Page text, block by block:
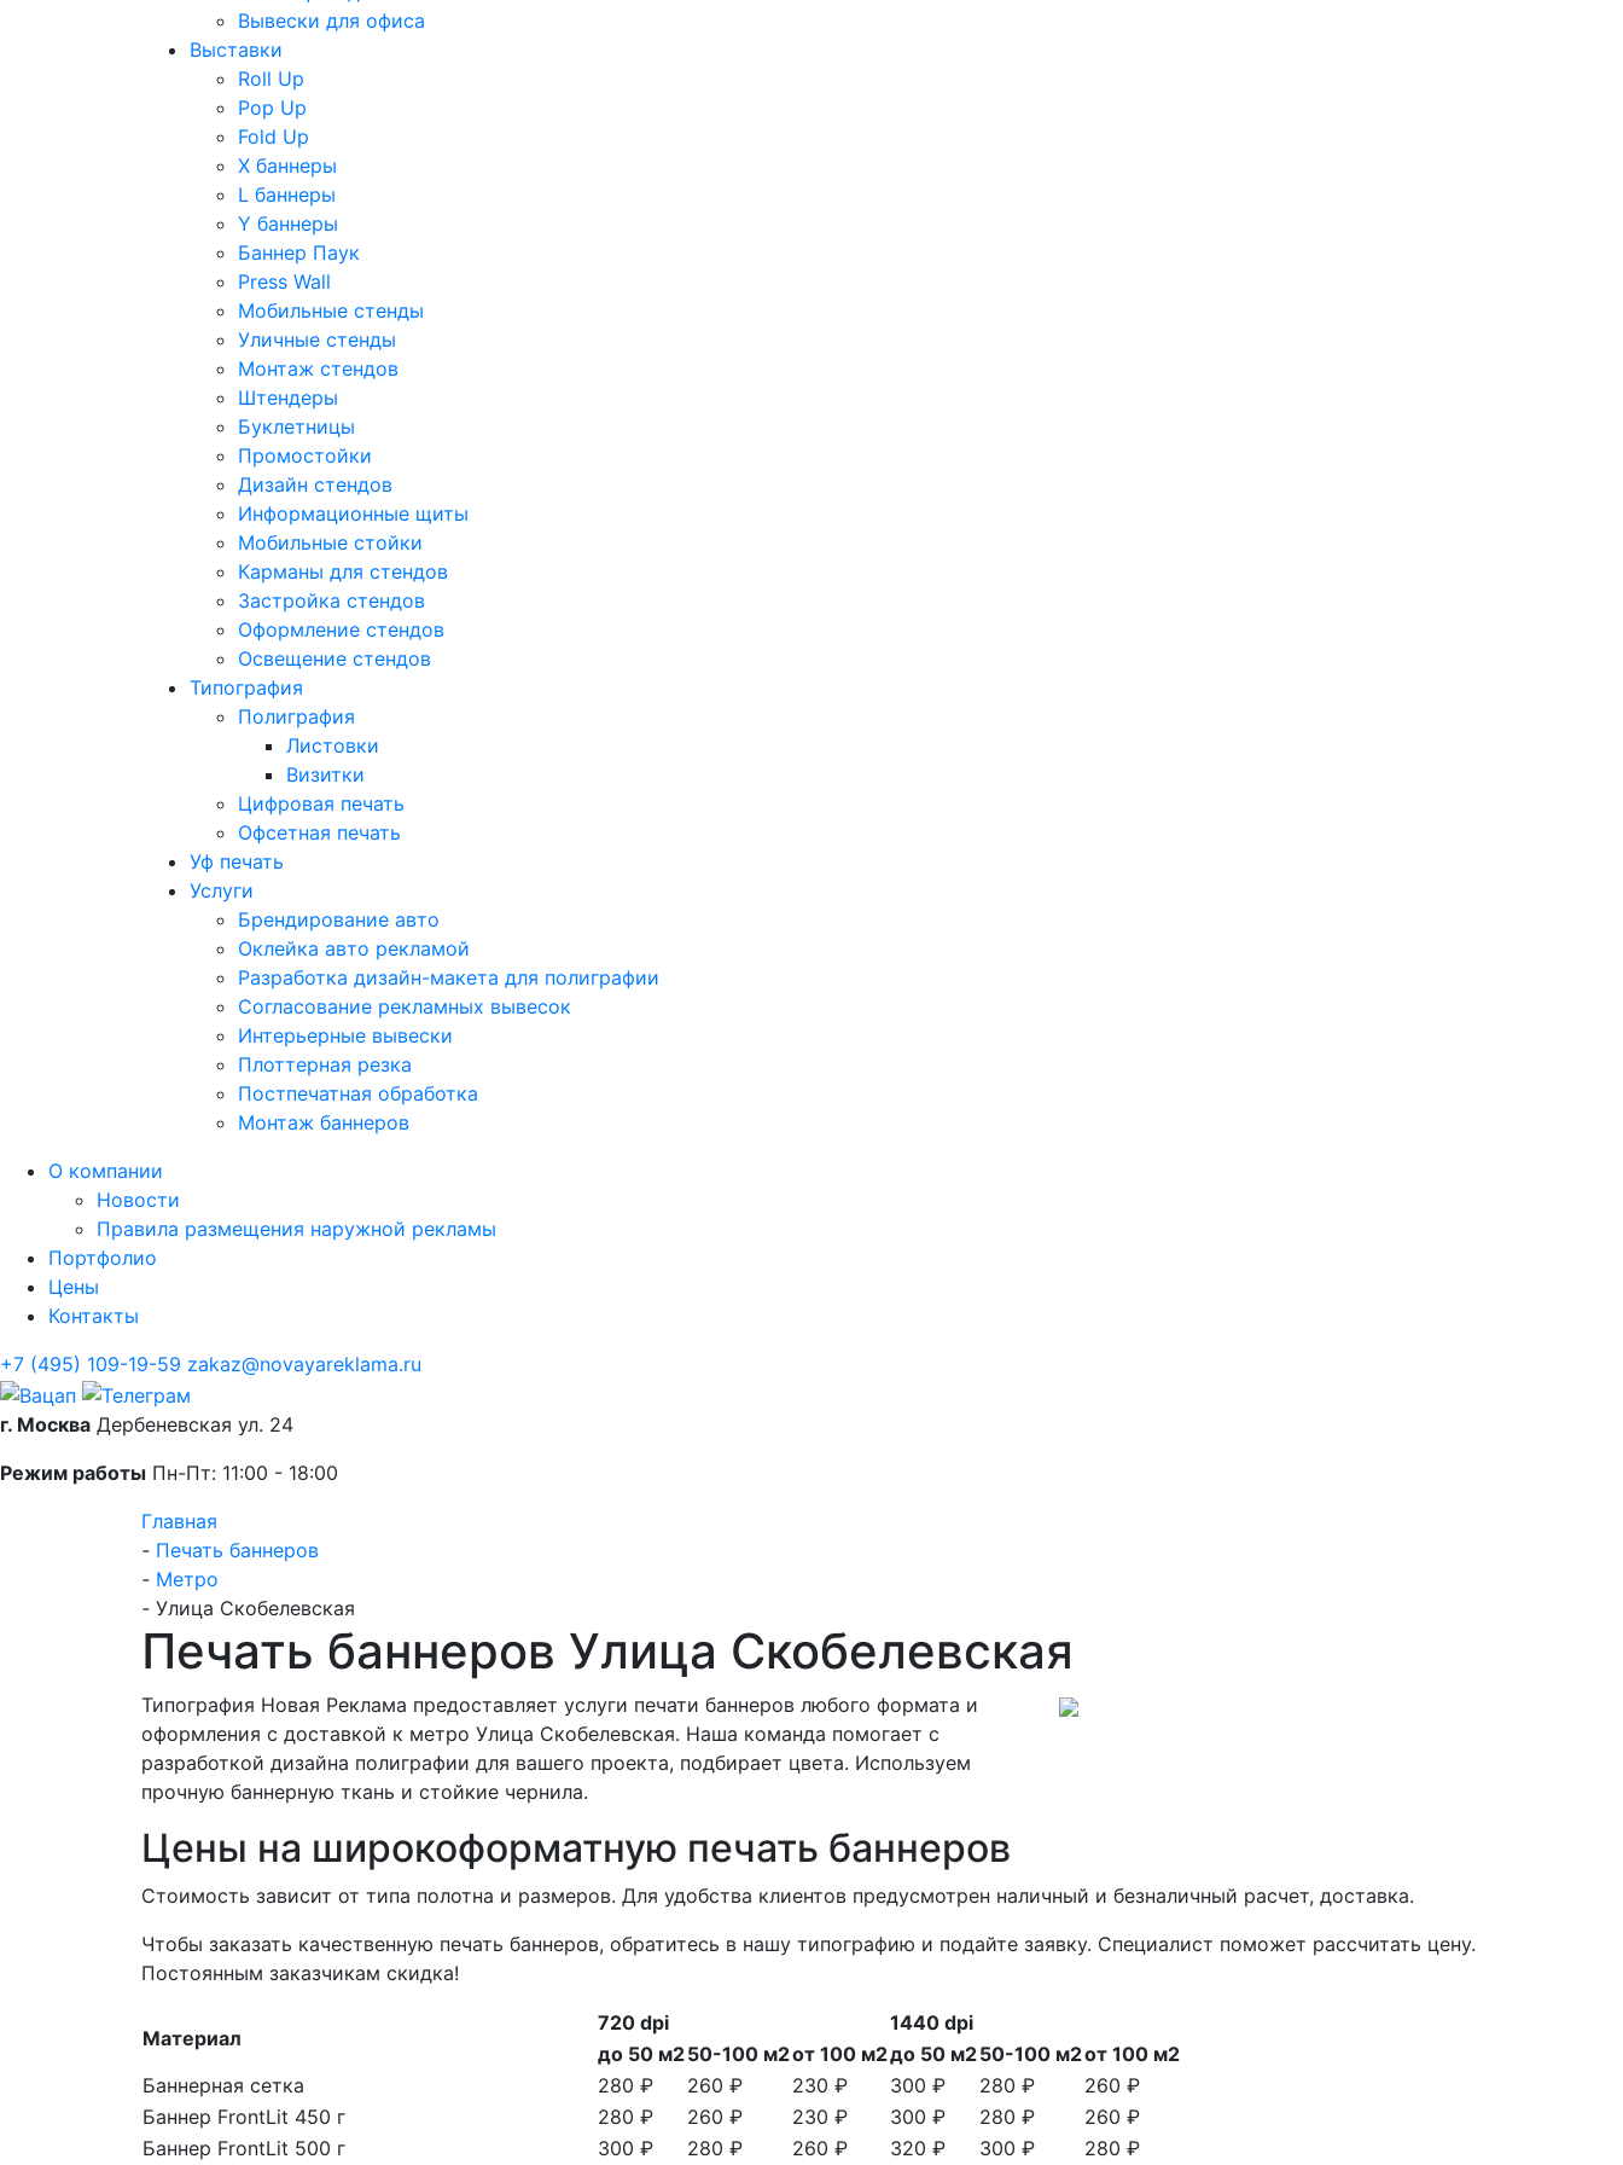
Вывески для офиса
Выставки
Roll Up
Pop Up
Fold Up
Х баннеры
L баннеры
Y баннеры
Баннер Паук
Press Wall
Мобильные стенды
Уличные стенды
Монтаж стендов
Штендеры
Буклетницы
Промостойки
Дизайн стендов
Информационные щиты
Мобильные стойки
Карманы для стендов
Застройка стендов
Оформление стендов
Освещение стендов
Типография
Полиграфия
Листовки
Визитки
Цифровая печать
Офсетная печать
Уф печать
Услуги
Брендирование авто
Оклейка авто рекламой
Разработка дизайн-макета для полиграфии
Согласование рекламных вывесок
Интерьерные вывески
Плоттерная резка
Постпечатная обработка
Монтаж баннеров
О компании
Новости
Правила размещения наружной рекламы
Портфолио
Цены
Контакты
+7 (495) 109-19-59 zakaz@novayareklama.ru
г. Москва Дербеневская ул. 24
Режим работы Пн-Пт: 11:00 - 18:00
Главная
- Печать баннеров
- Метро
- Улица Скобелевская
Печать баннеров Улица Скобелевская
Типография Новая Реклама предоставляет услуги печати баннеров любого формата и
оформления с доставкой к метро Улица Скобелевская. Наша команда помогает с
разработкой дизайна полиграфии для вашего проекта, подбирает цвета. Используем
прочную баннерную ткань и стойкие чернила.
Цены на широкоформатную печать баннеров
Стоимость зависит от типа полотна и размеров. Для удобства клиентов предусмотрен наличный и безналичный расчет, доставка.
Чтобы заказать качественную печать баннеров, обратитесь в нашу типографию и подайте заявку. Специалист поможет рассчитать цену.
Постоянным заказчикам скидка!
Материал
720 dpi
1440 dpi
до 50 м250-100 м2от 100 м2до 50 м250-100 м2от 100 м2
Баннерная сетка
280 ₽ 260 ₽ 230 ₽ 300 ₽ 280 ₽
260 ₽
Баннер FrontLit 450 г
280 ₽ 260 ₽ 230 ₽ 300 ₽ 280 ₽
260 ₽
Баннер FrontLit 500 г
300 ₽ 280 ₽ 260 ₽ 320 ₽ 300 ₽ 280 ₽